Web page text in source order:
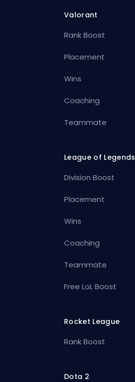
Valorant
Rank Boost
Placement
Wins
Coaching
Teammate
League of Legends
Division Boost
Placement
Wins
Coaching
Teammate
Free LoL Boost
Rocket League
Rank Boost
Dota 2